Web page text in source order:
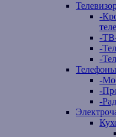
-
-
-
-
Телефоны
-
-
-